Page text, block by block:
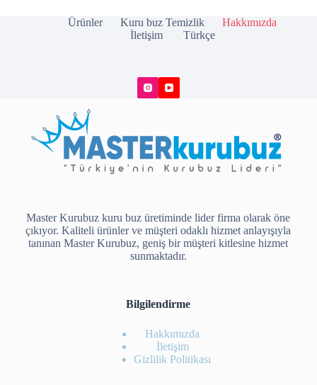
Ürünler Kuru buz Temizlik
Hakkımızda
İletişim
Türkçe
Master Kurubuz kuru buz üretiminde lider firma olarak öne
çıkıyor. Kaliteli ürünler ve müşteri odaklı hizmet anlayışıyla
tanınan Master Kurubuz, geniş bir müşteri kitlesine hizmet
sunmaktadır.
Bilgilendirme
Hakkımızda
İletişim
Gizlilik Politikası